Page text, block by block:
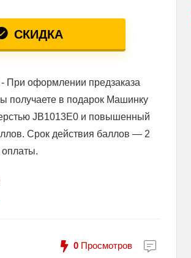
СКИДКА
При оформлении предзаказа
получаете в подарок Машинку
JB1013E0 и повышенный
Срок действия баллов — 2
оплаты.
0 Просмотров